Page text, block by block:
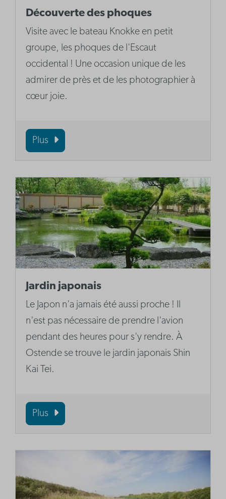
Découverte des phoques
Visite avec le bateau Knokke en petit
groupe, les phoques de l'Escaut
occidental ! Une occasion unique de les
admirer de près et de les photographier à
cœur joie.
Plus
Jardin japonais
Le Japon n'a jamais été aussi proche ! Il
n'est pas nécessaire de prendre l'avion
pendant des heures pour s'y rendre. À
Ostende se trouve le jardin japonais Shin
Kai Tei.
Plus